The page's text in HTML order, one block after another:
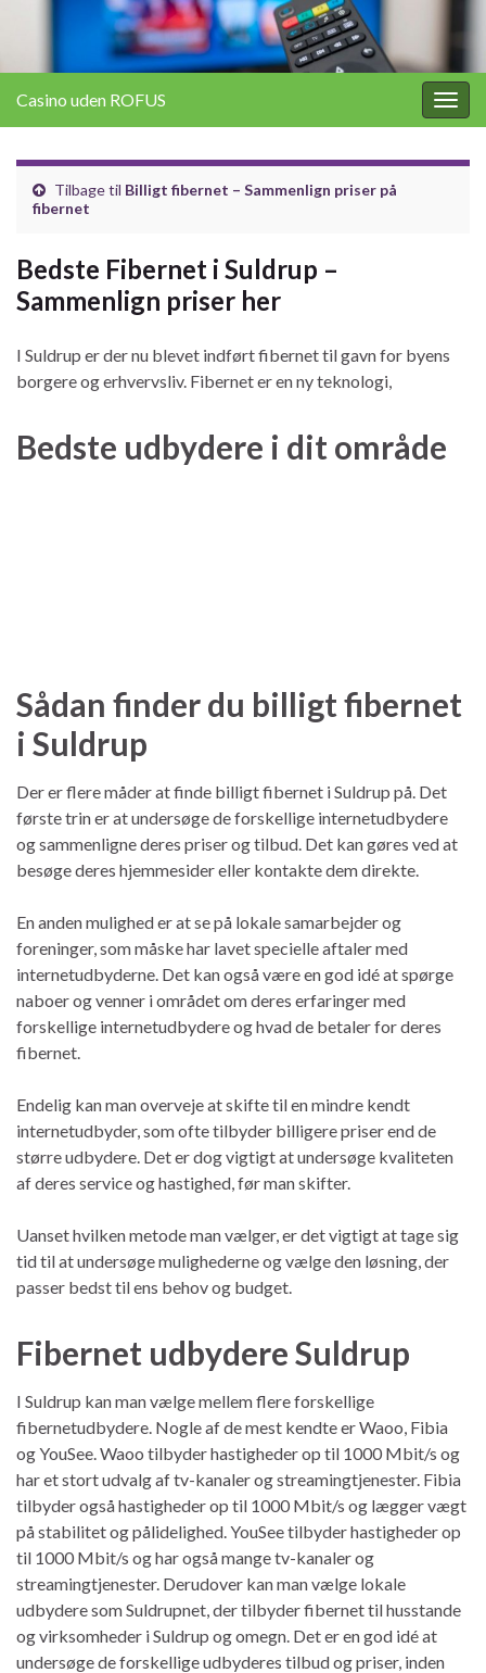
Casino uden ROFUS
Tilbage til Billigt fibernet – Sammenlign priser på
fibernet
Bedste Fibernet i Suldrup –
Sammenlign priser her
I Suldrup er der nu blevet indført fibernet til gavn for byens
borgere og erhvervsliv. Fibernet er en ny teknologi,
Bedste udbydere i dit område
Sådan finder du billigt fibernet
i Suldrup
Der er flere måder at finde billigt fibernet i Suldrup på. Det
første trin er at undersøge de forskellige internetudbydere
og sammenligne deres priser og tilbud. Det kan gøres ved at
besøge deres hjemmesider eller kontakte dem direkte.
En anden mulighed er at se på lokale samarbejder og
foreninger, som måske har lavet specielle aftaler med
internetudbyderne. Det kan også være en god idé at spørge
naboer og venner i området om deres erfaringer med
forskellige internetudbydere og hvad de betaler for deres
fibernet.
Endelig kan man overveje at skifte til en mindre kendt
internetudbyder, som ofte tilbyder billigere priser end de
større udbydere. Det er dog vigtigt at undersøge kvaliteten
af deres service og hastighed, før man skifter.
Uanset hvilken metode man vælger, er det vigtigt at tage sig
tid til at undersøge mulighederne og vælge den løsning, der
passer bedst til ens behov og budget.
Fibernet udbydere Suldrup
I Suldrup kan man vælge mellem flere forskellige
fibernetudbydere. Nogle af de mest kendte er Waoo, Fibia
og YouSee. Waoo tilbyder hastigheder op til 1000 Mbit/s og
har et stort udvalg af tv-kanaler og streamingtjenester. Fibia
tilbyder også hastigheder op til 1000 Mbit/s og lægger vægt
på stabilitet og pålidelighed. YouSee tilbyder hastigheder op
til 1000 Mbit/s og har også mange tv-kanaler og
streamingtjenester. Derudover kan man vælge lokale
udbydere som Suldrupnet, der tilbyder fibernet til husstande
og virksomheder i Suldrup og omegn. Det er en god idé at
undersøge de forskellige udbyderes tilbud og priser, inden